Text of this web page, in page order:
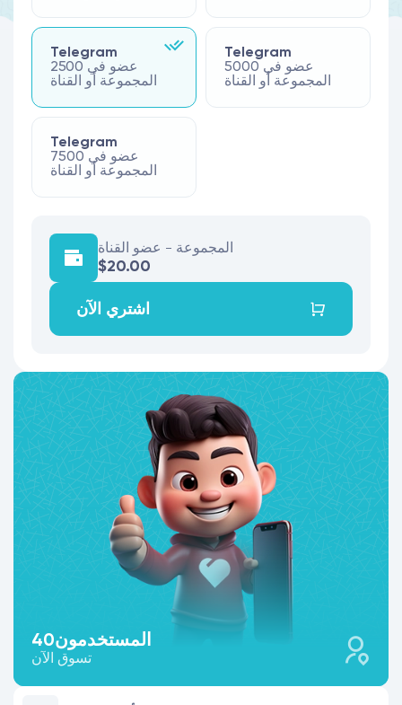
40المستخدمون
تسوق الآن
Telegram
2500 عضو في
المجموعة أو القناة
Telegram
5000 عضو في
المجموعة أو القناة
Telegram
7500 عضو في
المجموعة أو القناة
المجموعة - عضو القناة
$20.00
اشتري الآن